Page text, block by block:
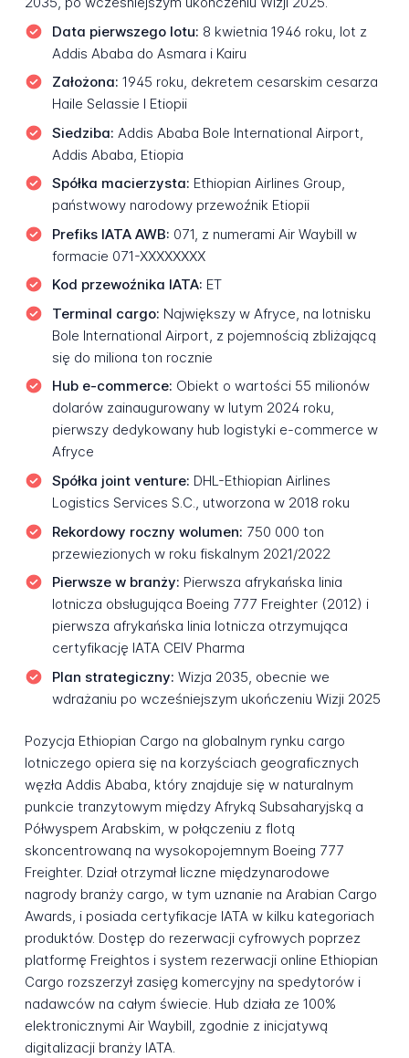
Data pierwszego lotu: 8 kwietnia 1946 roku, lot z
Addis Ababa do Asmara i Kairu
Założona: 1945 roku, dekretem cesarskim cesarza
Haile Selassie I Etiopii
Siedziba: Addis Ababa Bole International Airport,
Addis Ababa, Etiopia
Spółka macierzysta: Ethiopian Airlines Group,
państwowy narodowy przewoźnik Etiopii
Prefiks IATA AWB: 071, z numerami Air Waybill w
formacie 071-XXXXXXXX
Kod przewoźnika IATA: ET
Terminal cargo: Największy w Afryce, na lotnisku
Bole International Airport, z pojemnością zbliżającą
się do miliona ton rocznie
Hub e-commerce: Obiekt o wartości 55 milionów
dolarów zainaugurowany w lutym 2024 roku,
pierwszy dedykowany hub logistyki e-commerce w
Afryce
Spółka joint venture: DHL-Ethiopian Airlines
Logistics Services S.C., utworzona w 2018 roku
Rekordowy roczny wolumen: 750 000 ton
przewiezionych w roku fiskalnym 2021/2022
Pierwsze w branży: Pierwsza afrykańska linia
lotnicza obsługująca Boeing 777 Freighter (2012) i
pierwsza afrykańska linia lotnicza otrzymująca
certyfikację IATA CEIV Pharma
Plan strategiczny: Wizja 2035, obecnie we
wdrażaniu po wcześniejszym ukończeniu Wizji 2025
Pozycja Ethiopian Cargo na globalnym rynku cargo
lotniczego opiera się na korzyściach geograficznych
węzła Addis Ababa, który znajduje się w naturalnym
punkcie tranzytowym między Afryką Subsaharyjską a
Półwyspem Arabskim, w połączeniu z flotą
skoncentrowaną na wysokopojemnym Boeing 777
Freighter. Dział otrzymał liczne międzynarodowe
nagrody branży cargo, w tym uznanie na Arabian Cargo
Awards, i posiada certyfikacje IATA w kilku kategoriach
produktów. Dostęp do rezerwacji cyfrowych poprzez
platformę Freightos i system rezerwacji online Ethiopian
Cargo rozszerzył zasięg komercyjny na spedytorów i
nadawców na całym świecie. Hub działa ze 100%
elektronicznymi Air Waybill, zgodnie z inicjatywą
digitalizacji branży IATA.